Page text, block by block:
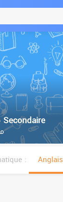
4ème مواضيع البكالوريا Secondaire
: Anglais